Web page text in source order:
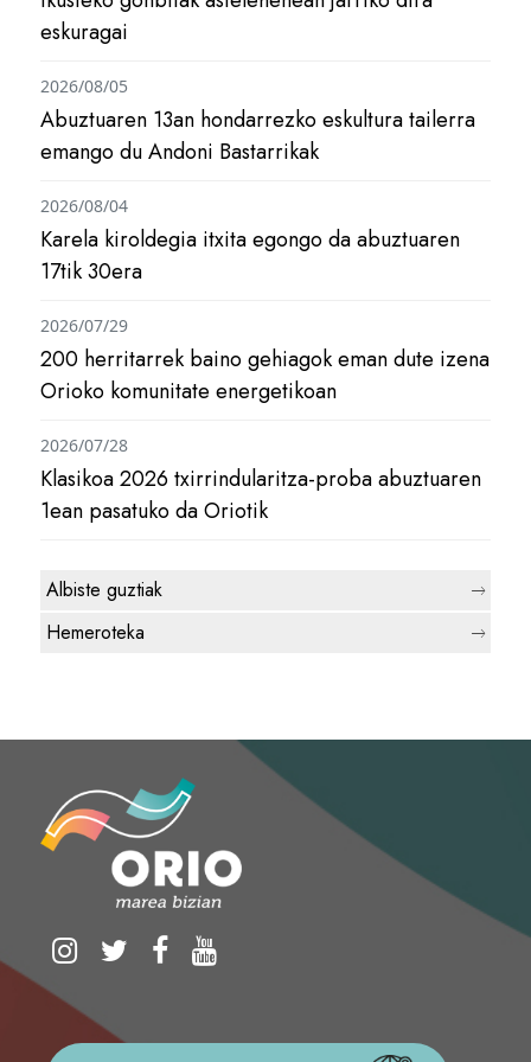
eskuragai
Abuztuaren 13an hondarrezko eskultura tailerra
emango du Andoni Bastarrikak
2026/08/05
Karela kiroldegia itxita egongo da abuztuaren
17tik 30era
2026/08/04
200 herritarrek baino gehiagok eman dute izena
Orioko komunitate energetikoan
2026/07/29
Klasikoa 2026 txirrindularitza-proba abuztuaren
1ean pasatuko da Oriotik
2026/07/28
Albiste guztiak
Hemeroteka